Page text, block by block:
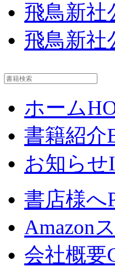
飛鳥新社
飛鳥新社
ホーム
書籍紹介
お知らせ
書店様へ
Amazon
会社概要